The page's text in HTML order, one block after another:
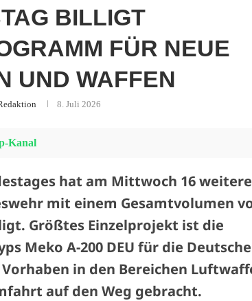
BILLIGT
FÜR NEUE
UND WAFFEN
8. Juli 2026
Kanal
hat am Mittwoch 16 weitere
mit einem Gesamtvolumen
Größtes Einzelprojekt ist die
Meko A-200 DEU für die Deutsche
in den Bereichen
auf den Weg gebracht.